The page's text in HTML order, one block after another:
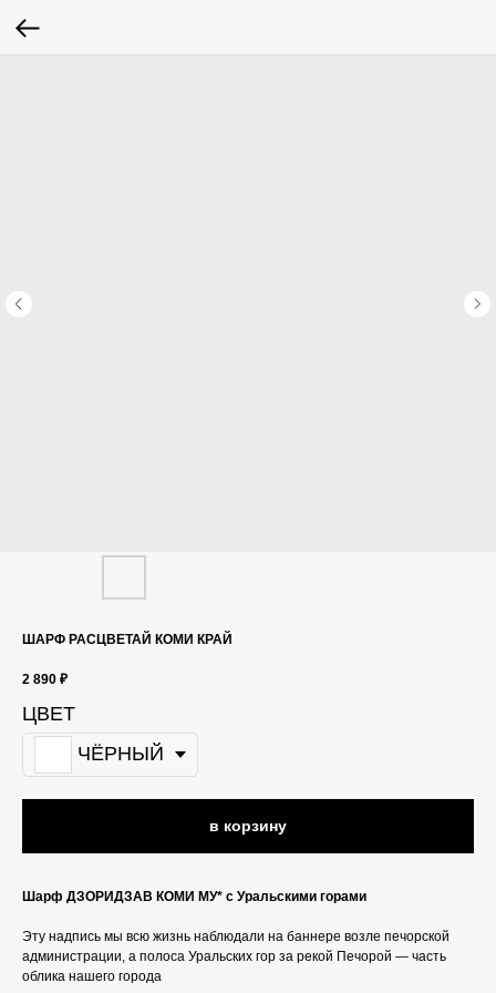
ШАРФ РАСЦВЕТАЙ КОМИ КРАЙ
2 890 ₽
ЦВЕТ
ЧЁРНЫЙ
в корзину
Шарф ДЗОРИДЗАВ КОМИ МУ* с Уральскими горами
Эту надпись мы всю жизнь наблюдали на баннере возле печорской
администрации, а полоса Уральских гор за рекой Печорой — часть
облика нашего города